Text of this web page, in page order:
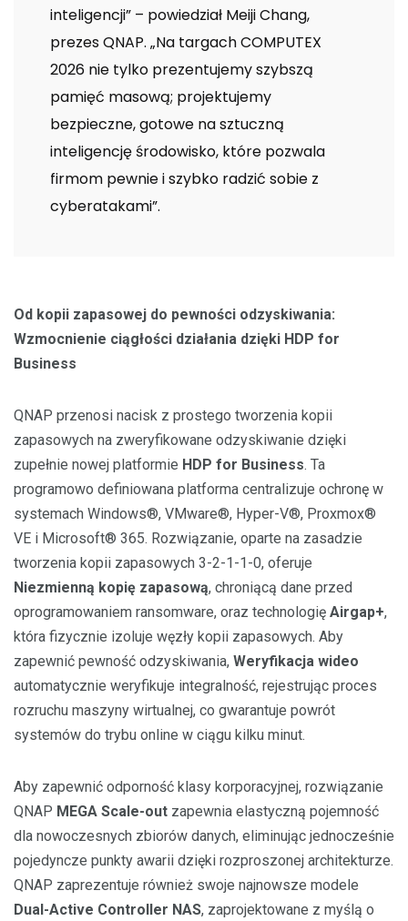
inteligencji” – powiedział Meiji Chang,
prezes QNAP. „Na targach COMPUTEX
2026 nie tylko prezentujemy szybszą
pamięć masową; projektujemy
bezpieczne, gotowe na sztuczną
inteligencję środowisko, które pozwala
firmom pewnie i szybko radzić sobie z
cyberatakami”.
Od kopii zapasowej do pewności odzyskiwania:
Wzmocnienie ciągłości działania dzięki HDP for
Business
QNAP przenosi nacisk z prostego tworzenia kopii
zapasowych na zweryfikowane odzyskiwanie dzięki
zupełnie nowej platformie HDP for Business. Ta
programowo definiowana platforma centralizuje ochronę w
systemach Windows®, VMware®, Hyper-V®, Proxmox®
VE i Microsoft® 365. Rozwiązanie, oparte na zasadzie
tworzenia kopii zapasowych 3-2-1-1-0, oferuje
Niezmienną kopię zapasową, chroniącą dane przed
oprogramowaniem ransomware, oraz technologię Airgap+,
która fizycznie izoluje węzły kopii zapasowych. Aby
zapewnić pewność odzyskiwania, Weryfikacja wideo
automatycznie weryfikuje integralność, rejestrując proces
rozruchu maszyny wirtualnej, co gwarantuje powrót
systemów do trybu online w ciągu kilku minut.
Aby zapewnić odporność klasy korporacyjnej, rozwiązanie
QNAP MEGA Scale-out zapewnia elastyczną pojemność
dla nowoczesnych zbiorów danych, eliminując jednocześnie
pojedyncze punkty awarii dzięki rozproszonej architekturze.
QNAP zaprezentuje również swoje najnowsze modele
Dual-Active Controller NAS, zaprojektowane z myślą o